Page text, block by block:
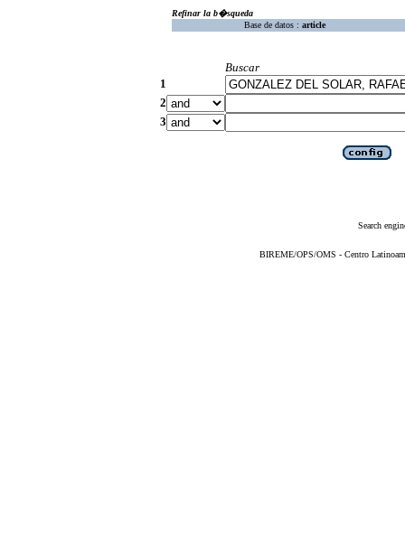
Refinar la b�squeda
Base de datos : article
Buscar
1
2
3
Search
BIREME/OPS/OMS - Centro